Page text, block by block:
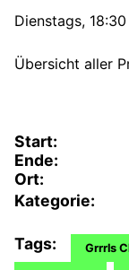
Dienstags,
Übersicht aller
Start:
Ende:
Ort:
Kategorie:
Tags: Grrrls